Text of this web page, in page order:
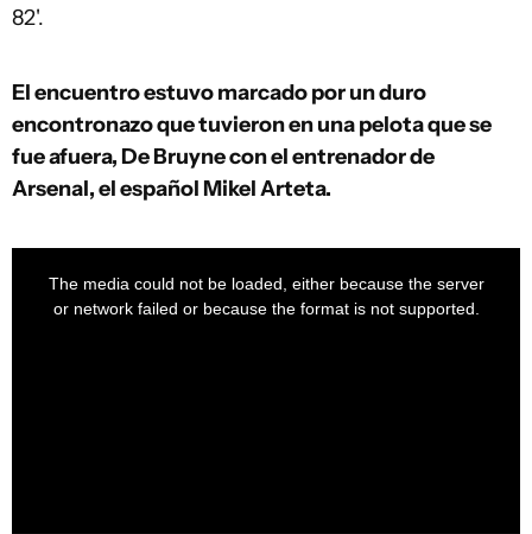
82'.
El encuentro estuvo marcado por un duro
encontronazo que tuvieron en una pelota que se
fue afuera, De Bruyne con el entrenador de
Arsenal, el español Mikel Arteta.
The media could not be loaded, either because the server
or network failed or because the format is not supported.